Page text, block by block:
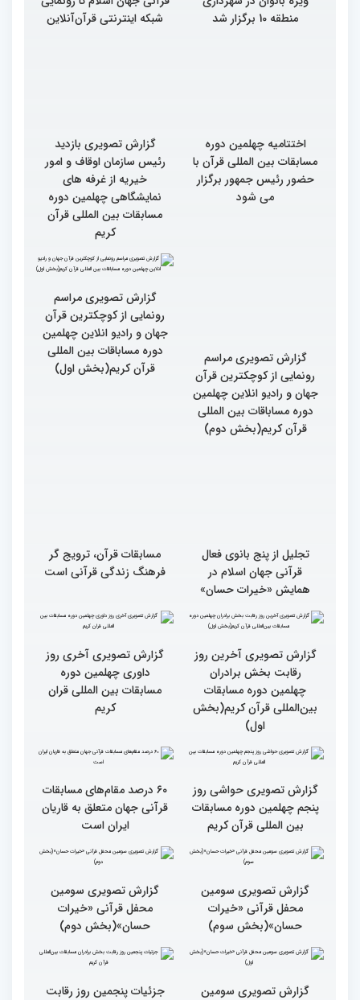
اختتامیه چهلمین دوره
گزارش تصویری بازدید
رئیس سازمان اوقاف و امور
خیریه از غرفه های
نمایشگاهی چهلمین دوره
مسابقات بین المللی قرآن
کریم
گزارش تصویری مراسم
رونمایی از کوچکترین قرآن
تجلیل از پنج بانوی فعال
قرآنی جهان اسلام در
همایش «خیرات حسان»
مسابقات قرآن، ترویج گر
فرهنگ زندگی قرآنی است
رقابت بخش برادران
چهلمین دوره مسابقات
بین‌المللی قرآن کریم(بخش
اول)
داوری چهلمین دوره
مسابقات بین المللی قران
کریم
گزارش تصویری حواشی روز
پنجم چهلمین دوره مسابقات
۶۰ درصد مقام‌های مسابقات
قرآنی جهان متعلق به قاریان